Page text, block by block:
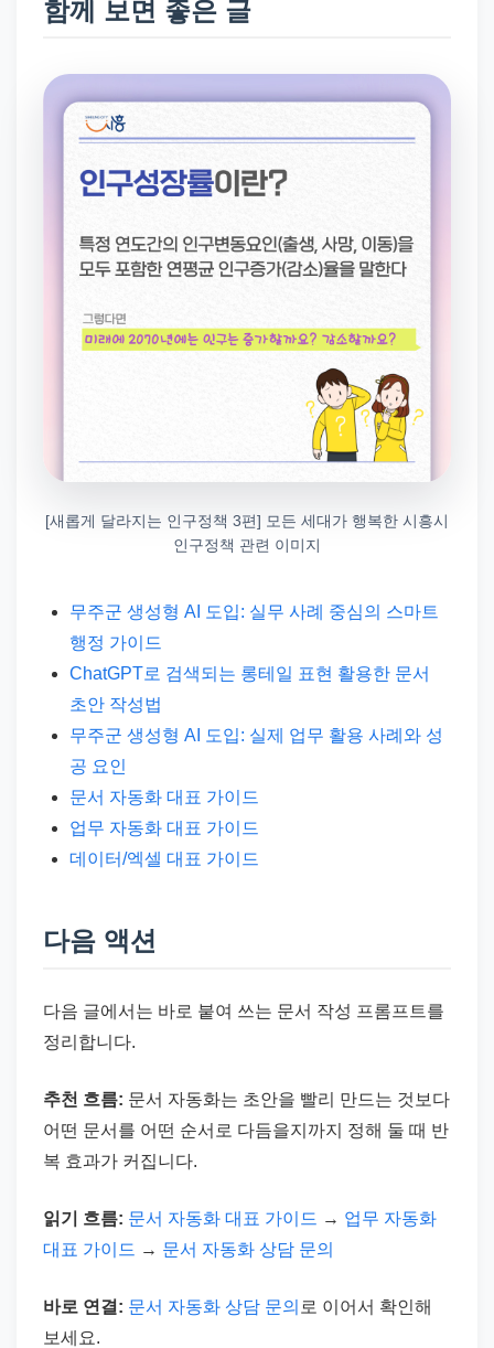
함께 보면 좋은 글
[새롭게 달라지는 인구정책 3편] 모든 세대가 행복한 시흥시
인구정책 관련 이미지
무주군 생성형 AI 도입: 실무 사례 중심의 스마트
행정 가이드
ChatGPT로 검색되는 롱테일 표현 활용한 문서
초안 작성법
무주군 생성형 AI 도입: 실제 업무 활용 사례와 성
공 요인
문서 자동화 대표 가이드
업무 자동화 대표 가이드
데이터/엑셀 대표 가이드
다음 액션
다음 글에서는 바로 붙여 쓰는 문서 작성 프롬프트를
정리합니다.
추천 흐름: 문서 자동화는 초안을 빨리 만드는 것보다
어떤 문서를 어떤 순서로 다듬을지까지 정해 둘 때 반
복 효과가 커집니다.
읽기 흐름: 문서 자동화 대표 가이드 → 업무 자동화
대표 가이드 → 문서 자동화 상담 문의
바로 연결: 문서 자동화 상담 문의 로 이어서 확인해
보세요.